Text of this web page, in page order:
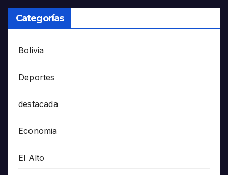
Categorías
Bolivia
Deportes
destacada
Economia
El Alto